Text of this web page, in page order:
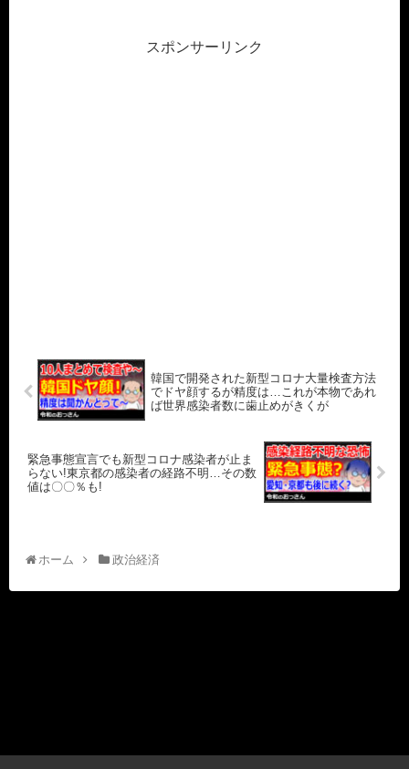
スポンサーリンク
韓国で開発された新型コロナ大量検査方法
でドヤ顔するが精度は…これが本物であれ
ば世界感染者数に歯止めがきくが
緊急事態宣言でも新型コロナ感染者が止ま
らない!東京都の感染者の経路不明…その数
値は〇〇％も!
ホーム 政治経済